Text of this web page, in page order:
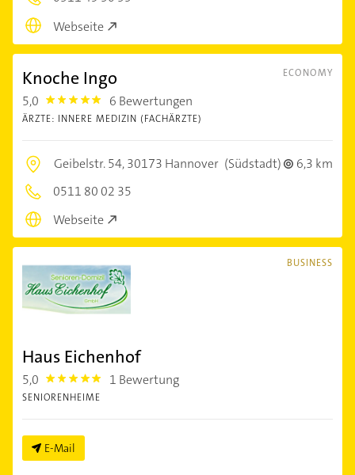
Webseite
ECONOMY
Knoche Ingo
5,0 5.0 6 Bewertungen
ÄRZTE: INNERE MEDIZIN (FACHÄRZTE)
Geibelstr. 54,30173 Hannover (Südstadt)
6,3 km
0511 80 02 35
Webseite
BUSINESS
Haus Eichenhof
5,0 5.0 1 Bewertung
SENIORENHEIME
E-Mail